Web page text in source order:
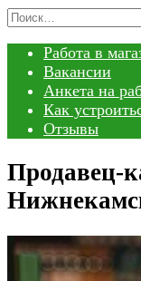
Перейти
содержанию
Search
Работа в
Вакансии
Анкета на
Как
Отзывы
Продавец-